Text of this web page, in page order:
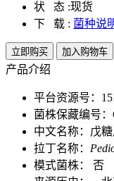
状 态 :现货
下 载 : 菌种说
立即购买 加入购物车
产品介绍
平台资源号：
菌株保藏编号：
中文名称：戊
拉丁名称：
模式菌株： 否